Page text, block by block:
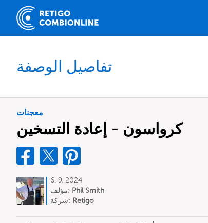
تفاصيل الوصفة
معجنات
كرواسون - إعادة التسخين
6. 9. 2024
مؤلف: Phil Smith
شركة: Retigo